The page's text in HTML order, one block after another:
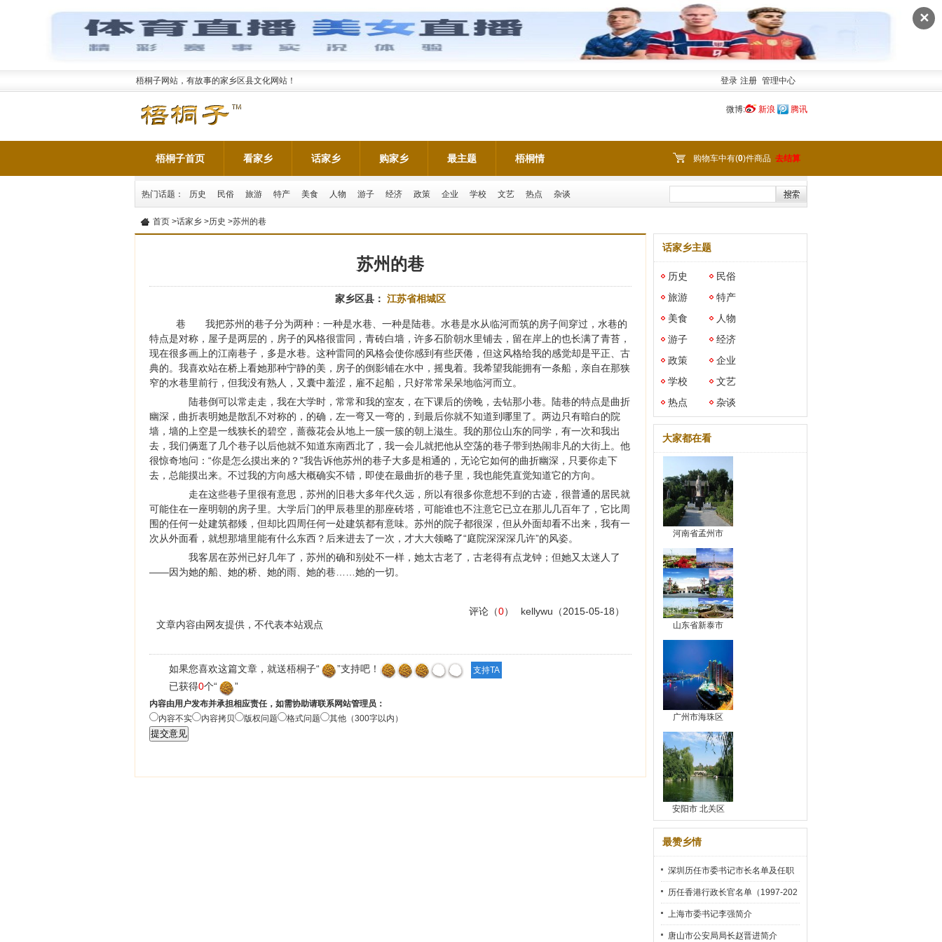
✕
梧桐子网站，有故事的家乡区县文化网站！ 登录 注册 管理中心
微博: 新浪 腾讯
梧桐子首页 看家乡 话家乡 购家乡 最主题 梧桐情 购物车中有(0)件商品 去结算
热门话题： 历史 民俗 旅游 特产 美食 人物 游子 经济 政策 企业 学校 文艺 热点 杂谈
首页 >话家乡 >历史 >苏州的巷
苏州的巷
家乡区县： 江苏省相城区
巷 我把苏州的巷子分为两种：一种是水巷、一种是陆巷。水巷是水从临河而筑的房子间穿过，水巷的
特点是对称，屋子是两层的，房子的风格很雷同，青砖白墙，许多石阶朝水里铺去，留在岸上的也长满了青苔，
现在很多画上的江南巷子，多是水巷。这种雷同的风格会使你感到有些厌倦，但这风格给我的感觉却是平正、古
典的。我喜欢站在桥上看她那种宁静的美，房子的倒影铺在水中，摇曳着。我希望我能拥有一条船，亲自在那狭
窄的水巷里前行，但我没有熟人，又囊中羞涩，雇不起船，只好常常呆呆地临河而立。
陆巷倒可以常走走，我在大学时，常常和我的室友，在下课后的傍晚，去钻那小巷。陆巷的特点是曲折
幽深，曲折表明她是散乱不对称的，的确，左一弯又一弯的，到最后你就不知道到哪里了。两边只有暗白的院
墙，墙的上空是一线狭长的碧空，蔷薇花会从地上一簇一簇的朝上滋生。我的那位山东的同学，有一次和我出
去，我们俩逛了几个巷子以后他就不知道东南西北了，我一会儿就把他从空荡的巷子带到热闹非凡的大街上。他
很惊奇地问：“你是怎么摸出来的？”我告诉他苏州的巷子大多是相通的，无论它如何的曲折幽深，只要你走下
去，总能摸出来。不过我的方向感大概确实不错，即使在最曲折的巷子里，我也能凭直觉知道它的方向。
走在这些巷子里很有意思，苏州的旧巷大多年代久远，所以有很多你意想不到的古迹，很普通的居民就
可能住在一座明朝的房子里。大学后门的甲辰巷里的那座砖塔，可能谁也不注意它已立在那儿几百年了，它比周
围的任何一处建筑都矮，但却比四周任何一处建筑都有意味。苏州的院子都很深，但从外面却看不出来，我有一
次从外面看，就想那墙里能有什么东西？后来进去了一次，才大大领略了“庭院深深深几许”的风姿。
我客居在苏州已好几年了，苏州的确和别处不一样，她太古老了，古老得有点龙钟；但她又太迷人了
——因为她的船、她的桥、她的雨、她的巷……她的一切。
kellywu （2015-05-18）
评论（0）
文章内容由网友提供，不代表本站观点
如果您喜欢这篇文章，就送梧桐子“
”支持吧！
已获得0个“ ”
内容由用户发布并承担相应责任，如需协助请联系网站管理员：
内容不实
内容拷贝 版权问题 格式问题 其他（300字以内）
话家乡主题
历史
民俗
旅游
特产
美食
人物
游子
经济
政策
企业
学校
文艺
热点
杂谈
大家都在看
河南省孟州市
山东省新泰市
广州市海珠区
安阳市 北关区
最赞乡情
深圳历任市委书记市长名单及任职
时间
历任香港行政长官名单（1997-202
2）
上海市委书记李强简介
唐山市公安局局长赵晋进简介